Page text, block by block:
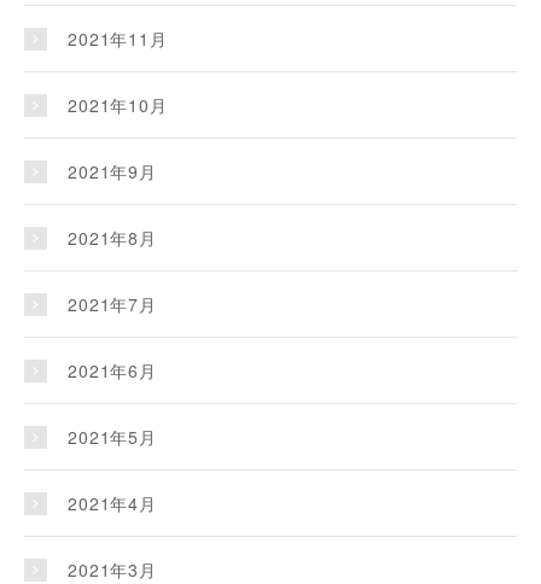
2021年11月
2021年10月
2021年9月
2021年8月
2021年7月
2021年6月
2021年5月
2021年4月
2021年3月